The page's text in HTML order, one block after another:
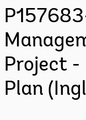
Project -
Plan